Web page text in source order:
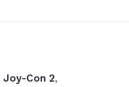
Joy-Con 2,